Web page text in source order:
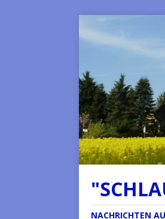
NACHRICHTEN